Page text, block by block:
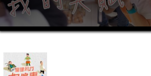
0
seconds
minutes,
seconds